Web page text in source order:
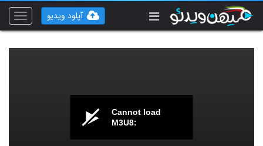
Toggle
آپلود ویدیو
Cannot load
M3U8: